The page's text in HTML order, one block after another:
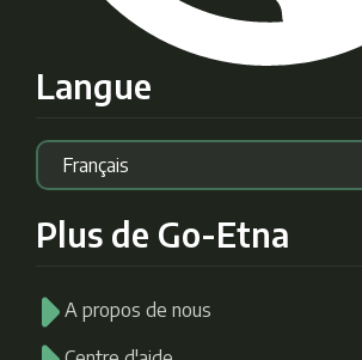
Langue
Plus de Go-Etna
A propos de nous